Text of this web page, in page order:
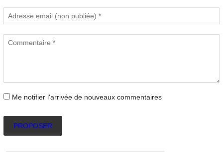
Me notifier l'arrivée de nouveaux commentaires
PROPOSER